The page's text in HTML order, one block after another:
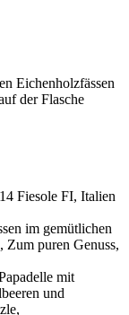
Eichenholzfässen
der Flasche
Fiesole FI, Italien
im gemütlichen
Zum puren Genuss,
mit
und